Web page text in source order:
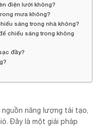
điện lưới không?
mưa không?
sáng trong nhà không?
chiếu sáng trong không
đầy?
năng lượng tái tạo,
Đây là một giải pháp